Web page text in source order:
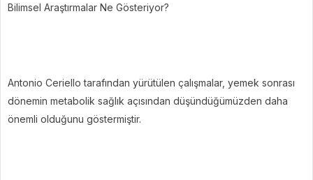
Bilimsel Araştırmalar Ne Gösteriyor?
Antonio Ceriello tarafından yürütülen çalışmalar, yemek sonrası
dönemin metabolik sağlık açısından düşündüğümüzden daha
önemli olduğunu göstermiştir.